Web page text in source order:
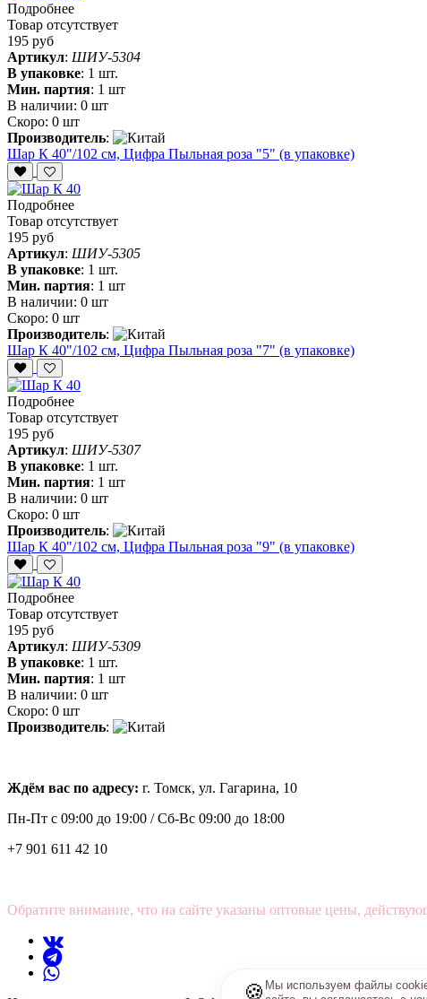
Подробнее
Товар отсутствует
195 руб
Артикул: ШИУ-5304
В упаковке: 1 шт.
Мин. партия: 1 шт
В наличии: 0 шт
Скоро: 0 шт
Производитель:
Шар К 40"/102 см, Цифра Пыльная роза "5" (в упаковке)
Подробнее
Товар отсутствует
195 руб
Артикул: ШИУ-5305
В упаковке: 1 шт.
Мин. партия: 1 шт
В наличии: 0 шт
Скоро: 0 шт
Производитель:
Шар К 40"/102 см, Цифра Пыльная роза "7" (в упаковке)
Подробнее
Товар отсутствует
195 руб
Артикул: ШИУ-5307
В упаковке: 1 шт.
Мин. партия: 1 шт
В наличии: 0 шт
Скоро: 0 шт
Производитель:
Шар К 40"/102 см, Цифра Пыльная роза "9" (в упаковке)
Подробнее
Товар отсутствует
195 руб
Артикул: ШИУ-5309
В упаковке: 1 шт.
Мин. партия: 1 шт
В наличии: 0 шт
Скоро: 0 шт
Производитель:
Ждём вас по адресу: г. Томск, ул. Гагарина, 10
Пн-Пт с 09:00 до 19:00 /Сб-Вс 09:00 до 18:00
+7 901 611 42 10
Обратите внимание, что на сайте указаны оптовые цены,
🍪 Мы используем файлы